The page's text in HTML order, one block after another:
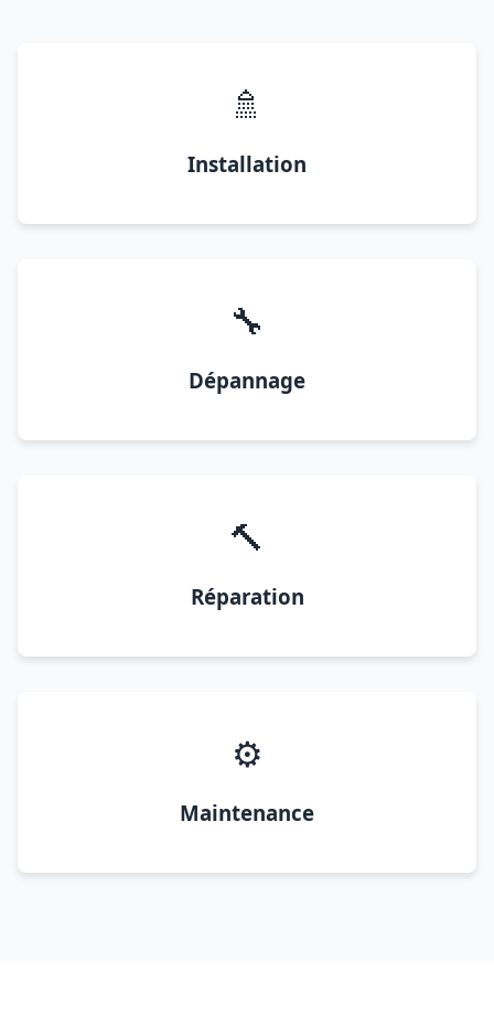
🚿
Installation
🔧
Dépannage
🔨
Réparation
⚙️
Maintenance